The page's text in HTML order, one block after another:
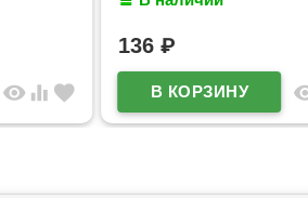
visibility equalizer favorite
136 ₽